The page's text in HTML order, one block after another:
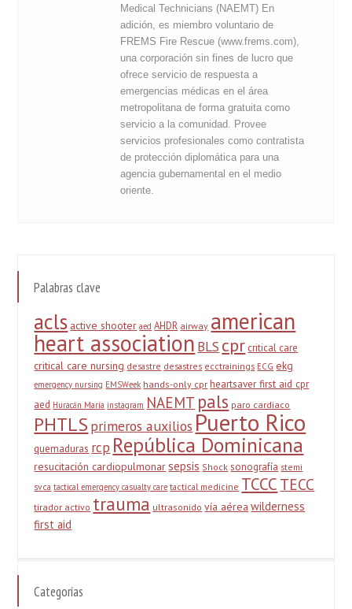
Medical Technicians (NAEMT) En
adición, es miembro voluntario de
FREMS Fire Rescue (www.frems.com),
una corporación sin fines de lucro que
ofrece servicio de respuesta a
emergencias médicas en el área
metropolitana de forma gratuita como
servicio a la comunidad. Provee
servicios profesionales como contratista
de protección diplomática para una
agencia gubernamental en el medio
oriente.
Palabras clave
acls active shooter aed AHDR airway american
heart association BLS cpr critical care
critical care nursing desastre desastres ecctrainings ECG ekg
emergency nursing EMSWeek hands-only cpr heartsaver first aid cpr
aed Huracán María instagram NAEMT pals paro cardiaco
PHTLS primeros auxilios Puerto Rico
quemaduras rcp República Dominicana
resucitación cardiopulmonarsepsis Shock sonografía stemi
svca tactical emergency casualty care tactical medicine TCCC TECC
tirador activo trauma ultrasonido vía aérea wilderness
first aid
Categorías